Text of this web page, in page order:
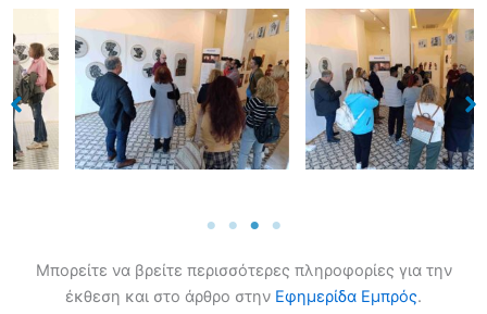
Μπορείτε να βρείτε περισσότερες πληροφορίες για την
έκθεση και στο άρθρο στην Εφημερίδα Εμπρός.